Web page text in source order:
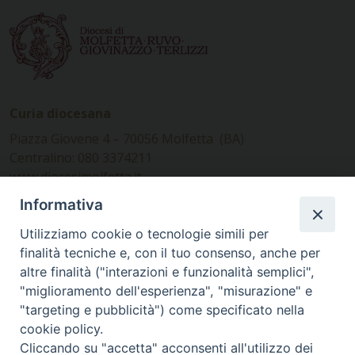
www.diocesimolfetta.it –
diocesimolfetta@pec.chiesacattolica.it
Ufficio Comunicazioni sociali
Piazza Giovene 4 – 70056 Molfetta (BA)
comunicazionisociali@diocesimolfetta.it
SEGUICI SU
Informativa
Utilizziamo cookie o tecnologie simili per
finalità tecniche e, con il tuo consenso, anche per
altre finalità ("interazioni e funzionalità semplici",
"miglioramento dell'esperienza", "misurazione" e
"targeting e pubblicità") come specificato nella
cookie policy.
Cliccando su "accetta" acconsenti all'utilizzo dei